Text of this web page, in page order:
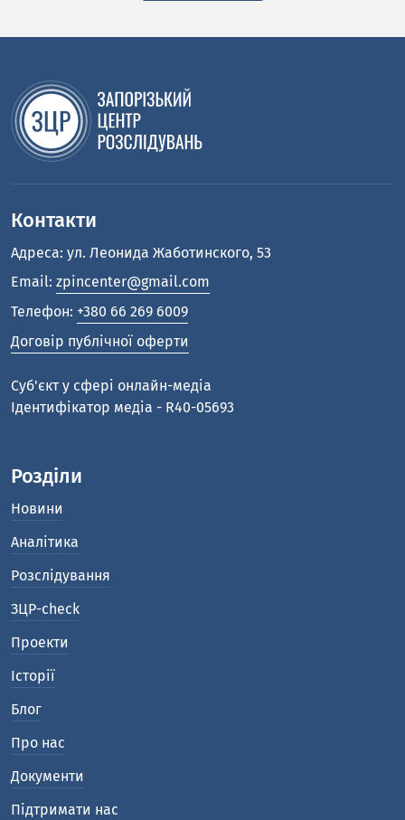
Контакти
Адреса: ул. Леонида Жаботинского, 53
Email: zpincenter@gmail.com
Телефон: +380 66 269 6009
Договір публічної оферти
Cуб'єкт у сфері онлайн-медіа
Ідентифікатор медіа - R40-05693
Розділи
Новини
Аналітика
Розслідування
ЗЦР-check
Проекти
Історії
Блог
Про нас
Документи
Підтримати нас